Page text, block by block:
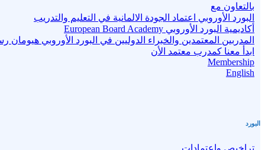
بالتعاون مع
البورد الأوروبي اعتماد الجودة الالمانية في التعليم والتدريب
أكاديمية البورد الأوروبي European Board Academy
المدربين المعتمدين والخبراء الدوليين في البورد الأوروبي هيومان
ابدأ معنا كمدرب معتمد الأن
Membership
English
البورد